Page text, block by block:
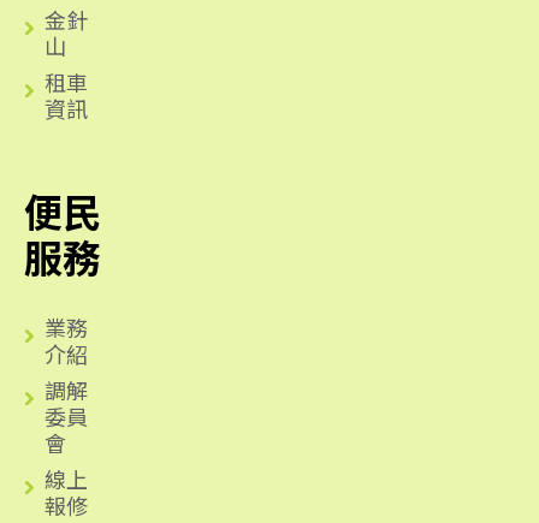
金針
山
租車
資訊
便民
服務
業務
介紹
調解
委員
會
線上
報修